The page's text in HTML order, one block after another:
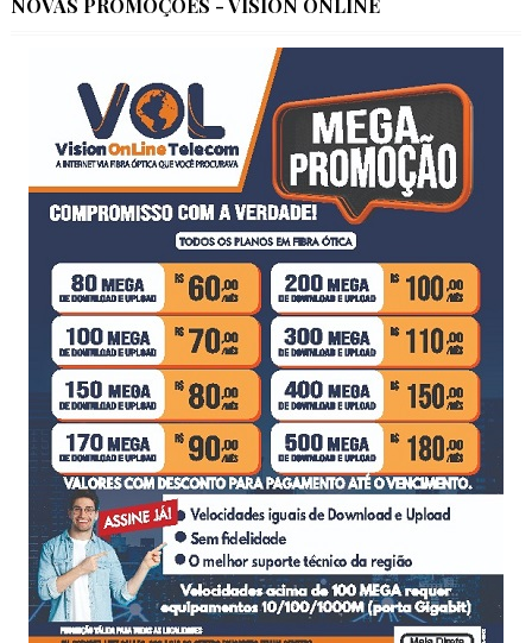
NOVAS PROMOÇÕES - VISION ONLINE